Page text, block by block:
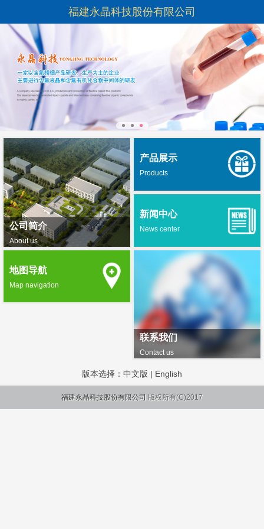
福建永晶科技股份有限公司
公司简介
About us
产品展示
Products
新闻中心
News center
联系我们
Contact us
地图导航
Map navigation
版本选择： 中文版 | English
福建永晶科技股份有限公司 版权所有(C)2017